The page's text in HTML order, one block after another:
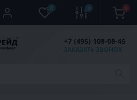
0 0 0
+7 (495) 108-08-45
ЗАКАЗАТЬ ЗВОНОК